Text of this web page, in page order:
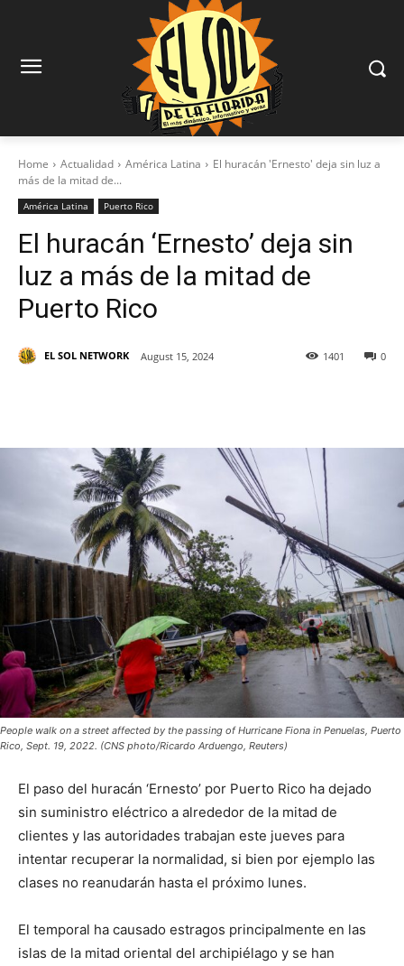
Home Actualidad América Latina
El huracán 'Ernesto' deja sin luz a
más de la mitad de...
América Latina Puerto Rico
El huracán ‘Ernesto’ deja sin
luz a más de la mitad de
Puerto Rico
EL SOL NETWORK August 15, 2024 0
1401
People walk on a street affected by the passing of Hurricane Fiona in Penuelas, Puerto
Rico, Sept. 19, 2022. (CNS photo/Ricardo Arduengo, Reuters)
El paso del huracán ‘Ernesto’ por Puerto Rico ha dejado
sin suministro eléctrico a alrededor de la mitad de
clientes y las autoridades trabajan este jueves para
intentar recuperar la normalidad, si bien por ejemplo las
clases no reanudarán hasta el próximo lunes.
El temporal ha causado estragos principalmente en las
islas de la mitad oriental del archipiélago y se han